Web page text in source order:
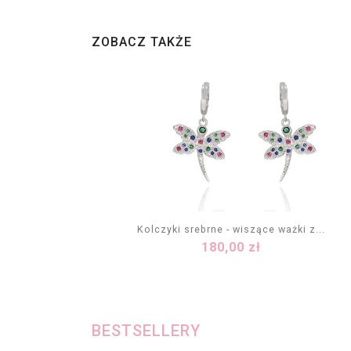
ZOBACZ TAKŻE
Kolczyki srebrne - wiszące ważki z...
Cena
180,00 zł
DODAJ DO KOSZYKA
BESTSELLERY